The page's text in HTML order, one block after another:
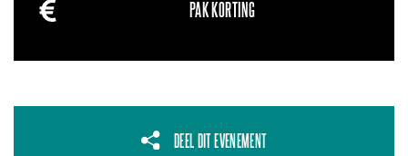
PAK KORTING
DEEL DIT EVENEMENT